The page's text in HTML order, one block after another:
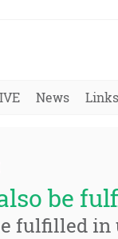
News Links
be
fulfilled in